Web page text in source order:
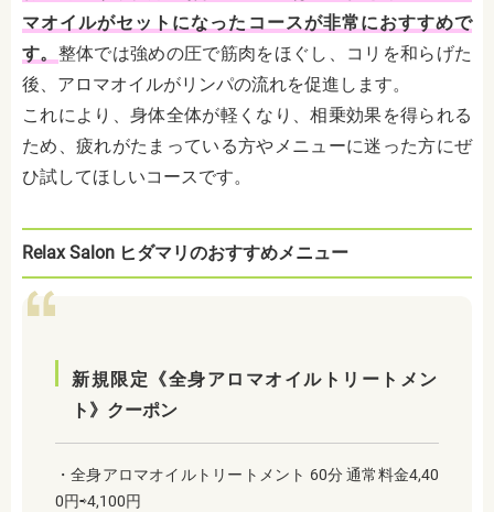
マオイルがセットになったコースが非常におすすめで
す。 整体では強めの圧で筋肉をほぐし、コリを和らげた
後、アロマオイルがリンパの流れを促進します。
これにより、身体全体が軽くなり、相乗効果を得られる
ため、疲れがたまっている方やメニューに迷った方にぜ
ひ試してほしいコースです。
Relax Salon ヒダマリのおすすめメニュー
新規限定《全身アロマオイルトリートメン
ト》クーポン
・全身アロマオイルトリートメント 60分 通常料金4,40
0円⇨4,100円